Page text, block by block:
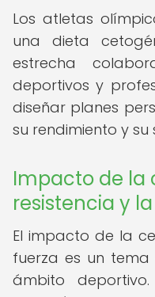
Los atletas
una dieta
estrecha
deportivos y
diseñar planes
su rendimiento y
Impacto de la
resistencia y
El impacto de la
fuerza es un tema
ámbito